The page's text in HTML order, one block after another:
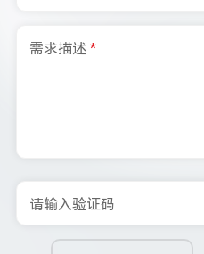
需求描述 *
请输入验证码